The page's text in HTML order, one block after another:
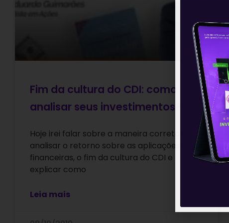
Fim da cultura do CDI: como
analisar seus investimentos?
Hoje irei falar sobre a maneira correta de se
analisar o retorno sobre as aplicações
financeiras, o fim da cultura do CDI e
explicar como
Leia mais